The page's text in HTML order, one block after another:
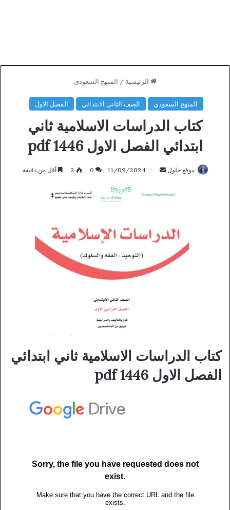
الرئيسية / المنهج السعودي
المنهج السعودي الصف الثاني الابتدائي الفصل الاول
كتاب الدراسات الاسلامية ثاني
ابتدائي الفصل الاول 1446 pdf
موقع حلول
أرسل
إلكترونيا
11/09/2024
0
2 أقل من دقيقة
كتاب الدراسات الاسلامية ثاني ابتدائي
الفصل الاول 1446 pdf